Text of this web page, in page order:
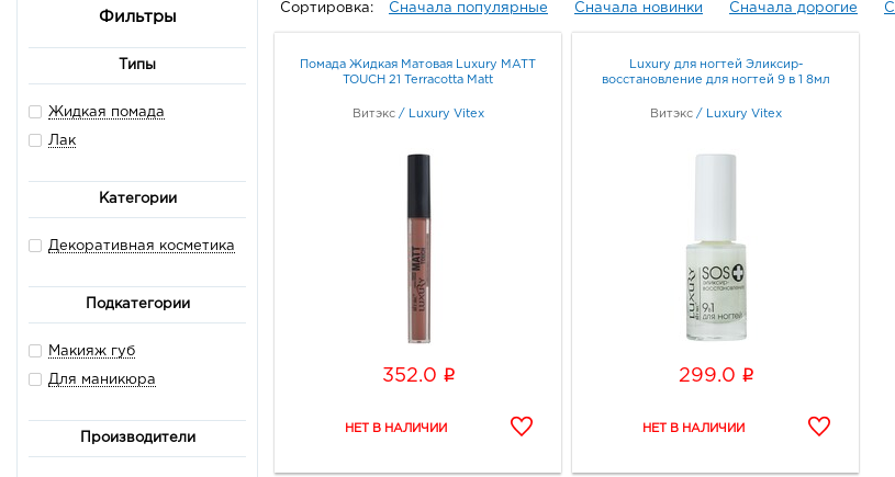
Фильтры
Типы
Жидкая помада
Лак
Категории
Декоративная косметика
Подкатегории
Макияж губ
Для маникюра
Производители
Сортировка: Сначала популярные Сначала новинки Сначала дорогие
Помада Жидкая Матовая Luxury MATT
TOUCH 21 Terracotta Matt
Витэкс / Luxury Vitex
352.0 i
Luxury для ногтей Эликсир-
восстановление для ногтей 9 в 1 8мл
Витэкс / Luxury Vitex
299.0 i